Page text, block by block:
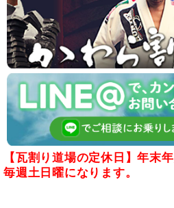
【瓦割り道場の定休日】年末
毎週土日曜になります。